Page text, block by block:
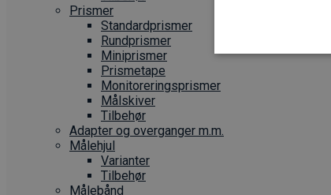
Prismer
Standardprismer
Rundprismer
Miniprismer
Prismetape
Monitoreringsprismer
Målskiver
Tilbehør
Adapter og overganger m.m.
Målehjul
Varianter
Tilbehør
Målebånd